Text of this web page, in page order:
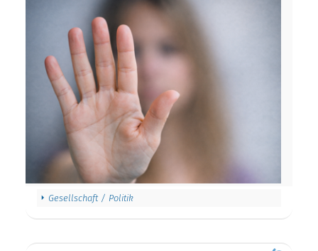
Gesellschaft / Politik